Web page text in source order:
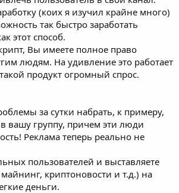
(коих я изучил крайне много)
так быстро заработать
этот способ.
Вы имеете полное право
людям. На удивление это работает
продукт огромный спрос.
за сутки набрать, к примеру,
вашу группу, причем эти люди
Реклама теперь реально не
пользователей и выставляете
криптоновости и т.д.) на
деньги.